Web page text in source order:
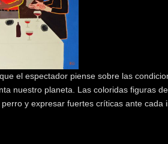
que el espectador piense sobre las
nuestro planeta. Las coloridas figuras
y expresar fuertes críticas ante